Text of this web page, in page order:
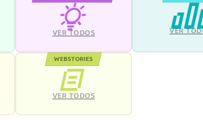
VER TODOS VER
WEBSTORIES
VER TODOS